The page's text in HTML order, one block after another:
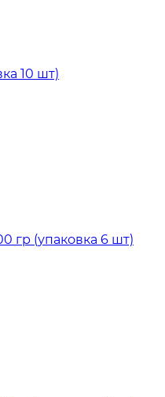
10 шт)
гр (упаковка 6 шт)